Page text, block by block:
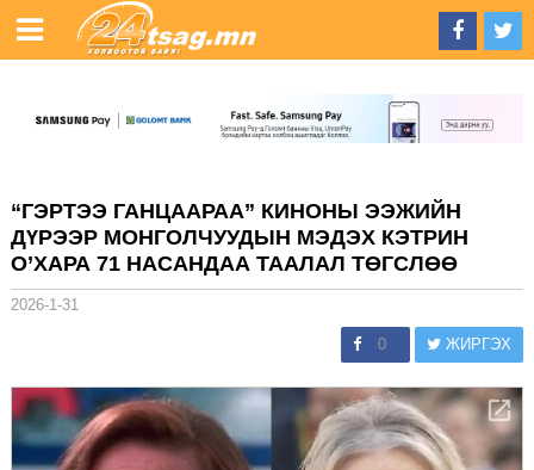
“ГЭРТЭЭ ГАНЦААРАА” КИНОНЫ ЭЭЖИЙН
ДҮРЭЭР МОНГОЛЧУУДЫН МЭДЭХ КЭТРИН
О’ХАРА 71 НАСАНДАА ТААЛАЛ ТӨГСЛӨӨ
2026-1-31
0 ЖИРГЭХ